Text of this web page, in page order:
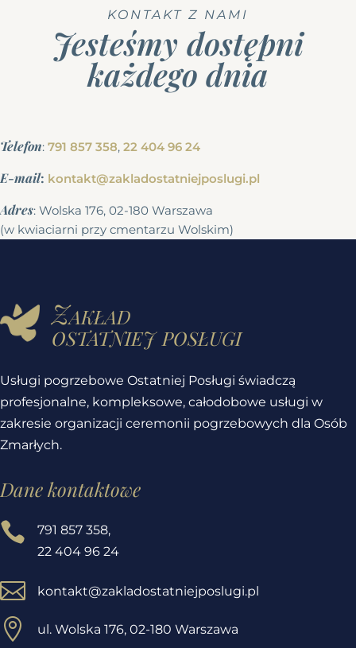
KONTAKT Z NAMI
Jesteśmy dostępni
każdego dnia
Telefon: 791 857 358, 22 404 96 24
E-mail: kontakt@zakladostatniejposlugi.pl
Adres: Wolska 176, 02-180 Warszawa
(w kwiaciarni przy cmentarzu Wolskim)
Zakład
ostatniej posługi
Usługi pogrzebowe Ostatniej Posługi świadczą
profesjonalne, kompleksowe, całodobowe usługi w
zakresie organizacji ceremonii pogrzebowych dla Osób
Zmarłych.
Dane kontaktowe

791 857 358,
22 404 96 24
 kontakt@zakladostatniejposlugi.pl
 ul. Wolska 176, 02-180 Warszawa